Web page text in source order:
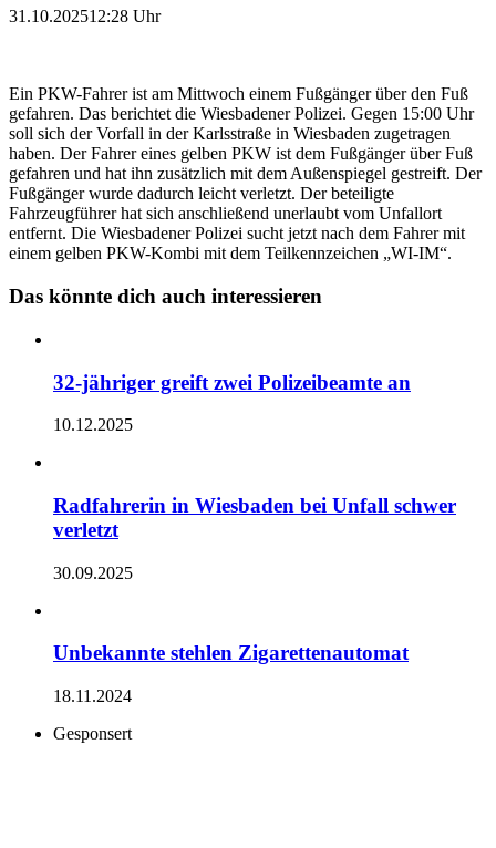
31.10.202512:28 Uhr
Ein PKW-Fahrer ist am Mittwoch einem Fußgänger über den Fuß
gefahren. Das berichtet die Wiesbadener Polizei. Gegen 15:00 Uhr
soll sich der Vorfall in der Karlsstraße in Wiesbaden zugetragen
haben. Der Fahrer eines gelben PKW ist dem Fußgänger über Fuß
gefahren und hat ihn zusätzlich mit dem Außenspiegel gestreift. Der
Fußgänger wurde dadurch leicht verletzt. Der beteiligte
Fahrzeugführer hat sich anschließend unerlaubt vom Unfallort
entfernt. Die Wiesbadener Polizei sucht jetzt nach dem Fahrer mit
einem gelben PKW-Kombi mit dem Teilkennzeichen „WI-IM“.
Das könnte dich auch interessieren
32-jähriger greift zwei Polizeibeamte an
10.12.2025
Radfahrerin in Wiesbaden bei Unfall schwer
verletzt
30.09.2025
Unbekannte stehlen Zigarettenautomat
18.11.2024
Gesponsert